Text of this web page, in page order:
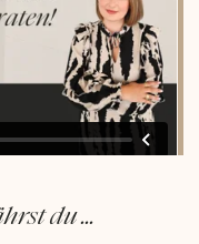
du ...